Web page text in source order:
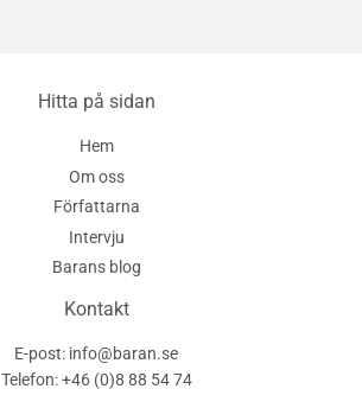
Hitta på sidan
Hem
Om oss
Författarna
Intervju
Barans blog
Kontakt
E-post: info@baran.se
Telefon: +46 (0)8 88 54 74